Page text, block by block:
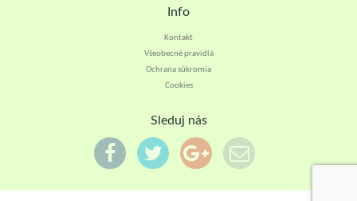
Info
Kontakt
Všeobecné pravidlá
Ochrana súkromia
Cookies
Sleduj nás